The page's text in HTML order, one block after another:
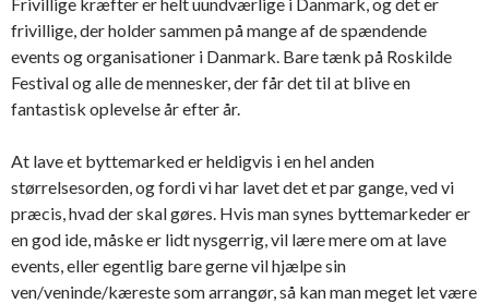
Frivillige kræfter er helt uundværlige i Danmark, og det er
frivillige, der holder sammen på mange af de spændende
events og organisationer i Danmark. Bare tænk på Roskilde
Festival og alle de mennesker, der får det til at blive en
fantastisk oplevelse år efter år.
At lave et byttemarked er heldigvis i en hel anden
størrelsesorden, og fordi vi har lavet det et par gange, ved vi
præcis, hvad der skal gøres. Hvis man synes byttemarkeder er
en god ide, måske er lidt nysgerrig, vil lære mere om at lave
events, eller egentlig bare gerne vil hjælpe sin
ven/veninde/kæreste som arrangør, så kan man meget let være